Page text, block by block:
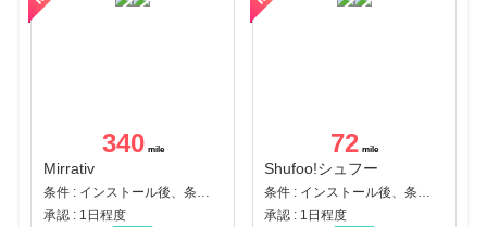
340
Mirrativ
条件 : インストール後、条件達成
承認 : 1日程度
72
Shufoo!シュフー
条件 : インストール後、条件達成
承認 : 1日程度